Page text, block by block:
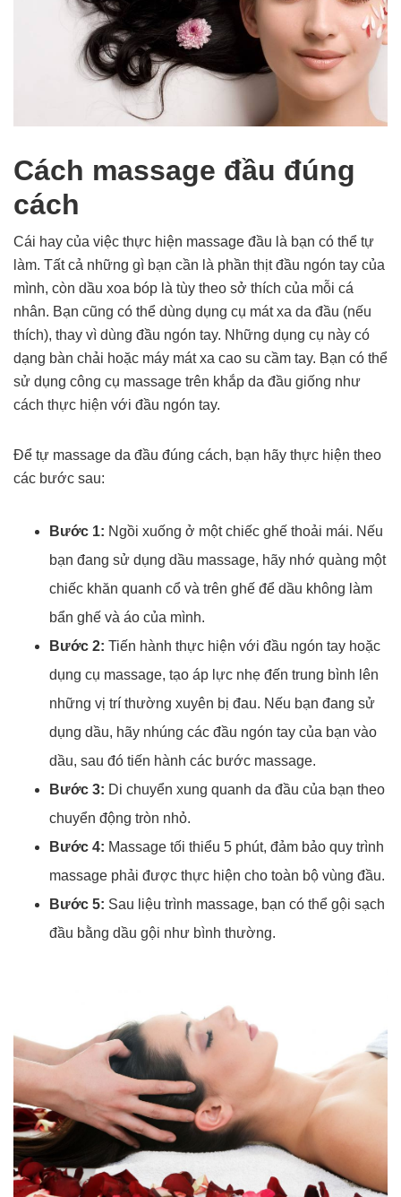
Cách massage đầu đúng
cách
Cái hay của việc thực hiện massage đầu là bạn có thể tự
làm. Tất cả những gì bạn cần là phần thịt đầu ngón tay của
mình, còn dầu xoa bóp là tùy theo sở thích của mỗi cá
nhân. Bạn cũng có thể dùng dụng cụ mát xa da đầu (nếu
thích), thay vì dùng đầu ngón tay. Những dụng cụ này có
dạng bàn chải hoặc máy mát xa cao su cầm tay. Bạn có thể
sử dụng công cụ massage trên khắp da đầu giống như
cách thực hiện với đầu ngón tay.
Để tự massage da đầu đúng cách, bạn hãy thực hiện theo
các bước sau:
Bước 1: Ngồi xuống ở một chiếc ghế thoải mái. Nếu
bạn đang sử dụng dầu massage, hãy nhớ quàng một
chiếc khăn quanh cổ và trên ghế để dầu không làm
bẩn ghế và áo của mình.
Bước 2: Tiến hành thực hiện với đầu ngón tay hoặc
dụng cụ massage, tạo áp lực nhẹ đến trung bình lên
những vị trí thường xuyên bị đau. Nếu bạn đang sử
dụng dầu, hãy nhúng các đầu ngón tay của bạn vào
dầu, sau đó tiến hành các bước massage.
Bước 3: Di chuyển xung quanh da đầu của bạn theo
chuyển động tròn nhỏ.
Bước 4: Massage tối thiểu 5 phút, đảm bảo quy trình
massage phải được thực hiện cho toàn bộ vùng đầu.
Bước 5: Sau liệu trình massage, bạn có thể gội sạch
đầu bằng dầu gội như bình thường.